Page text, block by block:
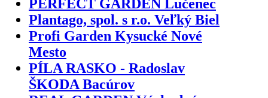
PERFECT GARDEN Lučenec
Plantago, spol. s r.o. Veľký Biel
Profi Garden Kysucké Nové
Mesto
PÍLA RASKO - Radoslav
ŠKODA Bacúrov